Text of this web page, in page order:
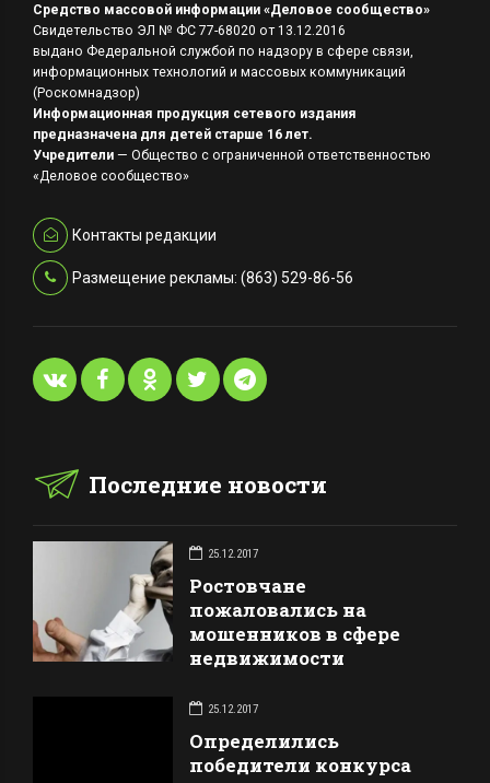
Средство массовой информации «Деловое сообщество»
Свидетельство ЭЛ № ФС 77-68020 от 13.12.2016
выдано Федеральной службой по надзору в сфере связи,
информационных технологий и массовых коммуникаций
(Роскомнадзор)
Информационная продукция сетевого издания
предназначена для детей старше 16 лет.
Учредители — Общество с ограниченной ответственностью
«Деловое сообщество»
Контакты редакции
Размещение рекламы: (863) 529-86-56
Последние новости
25.12.2017
Ростовчане
пожаловались на
мошенников в сфере
недвижимости
25.12.2017
Определились
победители конкурса